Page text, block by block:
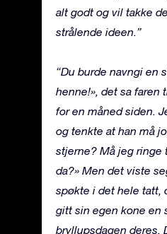
alt godt og vil takke
strålende ideen.”
“Du burde navngi en
henne!», det sa
for en måned siden.
og tenkte at han må
stjerne? Må jeg ringe
da?» Men det viste
spøkte i det hele tatt,
gitt sin egen kone en
bryllupsdagen deres.